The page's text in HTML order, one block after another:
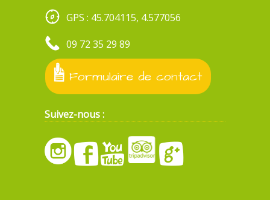
GPS : 45.704115, 4.577056
09 72 35 29 89
Formulaire de contact
Suivez-nous :